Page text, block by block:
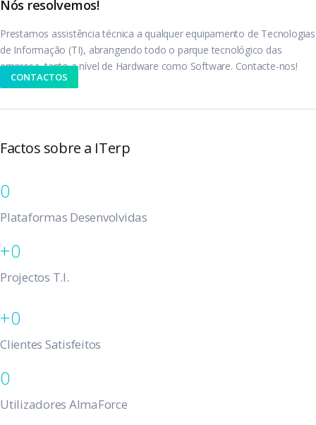
Nós resolvemos!
Prestamos assistência técnica a qualquer equipamento de Tecnologias
de Informação (TI), abrangendo todo o parque tecnológico das
empresa, tanto a nível de Hardware como Software. Contacte-nos!
CONTACTOS
Factos sobre a ITerp
0
Plataformas Desenvolvidas
0
Projectos T.I.
0
Clientes Satisfeitos
0
Utilizadores AlmaForce